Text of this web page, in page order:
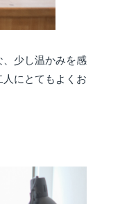
少し温かみを感
にとてもよくお